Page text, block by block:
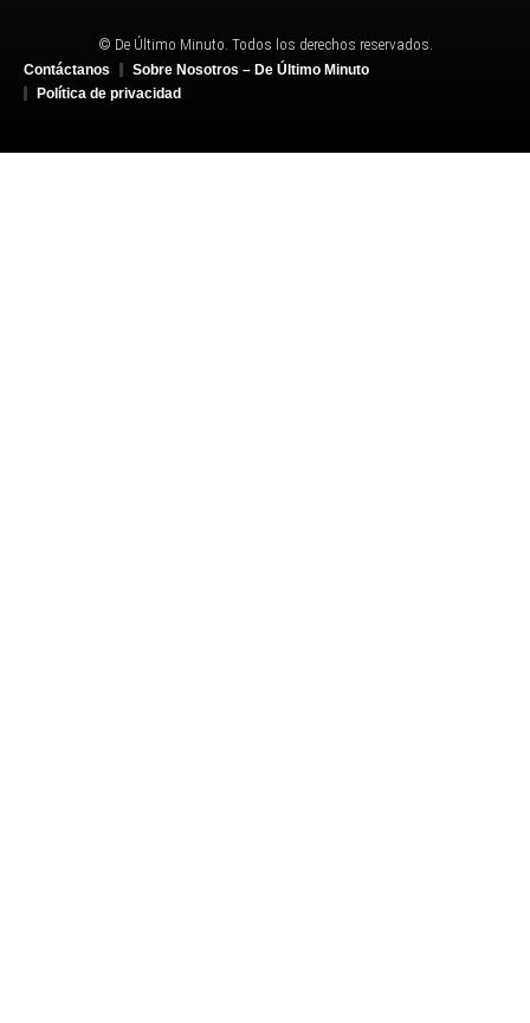
© De Último Minuto. Todos los derechos reservados.
Contáctanos
Sobre Nosotros – De Último Minuto
Política de privacidad